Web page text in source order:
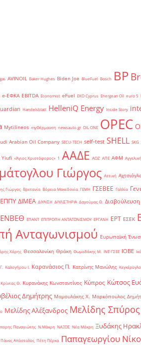
AVINOIL Baker Hughes Biden Joe BlueFuel Bosch BP
e-ΕΦΚΑ EBITDA Economist eFuel EKO Cyprus Energean Oil euro 5
Handelsblatt HelleniQ Energy Inside Story
Mytilineos myΘέρμανση newsauto.gr OIL ONE OPEC
Arabian Oil Company SECU-TECH self-test SHELL SKG
Yiufi «Άγιος Χριστόφορος» ΄1 ΑΑΔΕ ΑΟΖ ΑΠΕ ΑΦΜ
Γιώργος Αττική
Γιώργος Βρετανία Βόρεια Μακεδονία ΓΕΜΗ ΓΣΕΒΕΕ Γαλλία
ΔΙΜΕΑ ΔΙΥΛΙΣΗ ΔΙΥΛΙΣΤΗΡΙΑ Δαγούμας Θ. Διαβούλευση
ΕΝΒΕΘ ΕΠΑΝΤ ΕΠΙΤΡΟΠΗ ΑΝΤΑΓΩΝΙΣΜΟΥ ΕΡΓΑΝΗ ΕΡΤ ΕΣΕΚ
Ανταγωνισμού Ευρωπαϊκή
Χάρης Θεσσαλονίκη Θράκη Θωμαδάκης Μ. ΙΝΕ-ΓΣΕΕ ΙΟΒΕ
Καλογήρου Ι. Καρανάσιος Π. Κατρίνης Μανώλης
Κρίντας Θ. Κυρανάκης Κωνσταντίνος Κύπρος Κώτσος
Δημήτρης Μαμουλάκης Χ. Μαρκόπουλος
Μελίδης Αλέξανδρος Μελίδης Σπύρος
Παναγιώτης Ν.Μάκρη ΝΑΞΟΣ Νέα Μάκρη Ξυδάκης
Πάνας Απόστολος Πέτη Πέρκα Παπαγεωργίου